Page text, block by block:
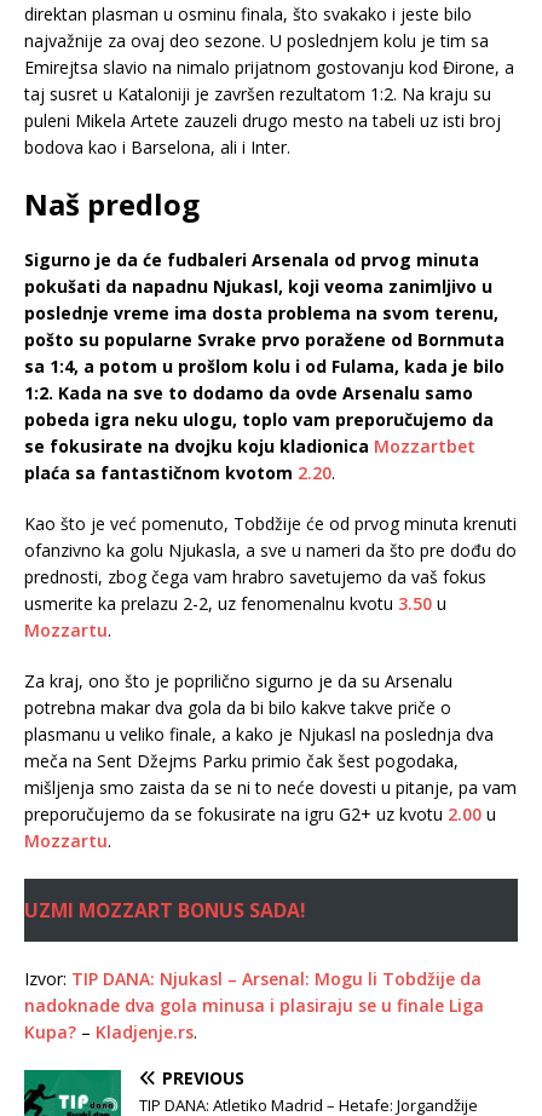
direktan plasman u osminu finala, što svakako i jeste bilo
najvažnije za ovaj deo sezone. U poslednjem kolu je tim sa
Emirejtsa slavio na nimalo prijatnom gostovanju kod Đirone, a
taj susret u Kataloniji je završen rezultatom 1:2. Na kraju su
puleni Mikela Artete zauzeli drugo mesto na tabeli uz isti broj
bodova kao i Barselona, ali i Inter.
Naš predlog
Sigurno je da će fudbaleri Arsenala od prvog minuta
pokušati da napadnu Njukasl, koji veoma zanimljivo u
poslednje vreme ima dosta problema na svom terenu,
pošto su popularne Svrake prvo poražene od Bornmuta
sa 1:4, a potom u prošlom kolu i od Fulama, kada je bilo
1:2. Kada na sve to dodamo da ovde Arsenalu samo
pobeda igra neku ulogu, toplo vam preporučujemo da
se fokusirate na dvojku koju kladionica Mozzartbet
plaća sa fantastičnom kvotom 2.20.
Kao što je već pomenuto, Tobdžije će od prvog minuta krenuti
ofanzivno ka golu Njukasla, a sve u nameri da što pre dođu do
prednosti, zbog čega vam hrabro savetujemo da vaš fokus
usmerite ka prelazu 2-2, uz fenomenalnu kvotu 3.50 u
Mozzartu.
Za kraj, ono što je poprilično sigurno je da su Arsenalu
potrebna makar dva gola da bi bilo kakve takve priče o
plasmanu u veliko finale, a kako je Njukasl na poslednja dva
meča na Sent Džejms Parku primio čak šest pogodaka,
mišljenja smo zaista da se ni to neće dovesti u pitanje, pa vam
preporučujemo da se fokusirate na igru G2+ uz kvotu 2.00 u
Mozzartu.
UZMI MOZZART BONUS SADA!
Izvor: TIP DANA: Njukasl – Arsenal: Mogu li Tobdžije da
nadoknade dva gola minusa i plasiraju se u finale Liga
Kupa? – Kladjenje.rs.
PREVIOUS
TIP DANA: Atletiko Madrid – Hetafe: Jorgandžije